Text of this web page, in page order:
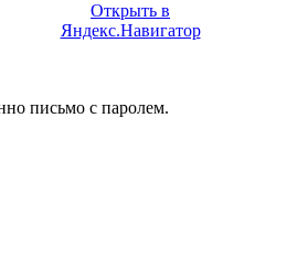
Открыть в
Яндекс.Навигатор
письмо с паролем.